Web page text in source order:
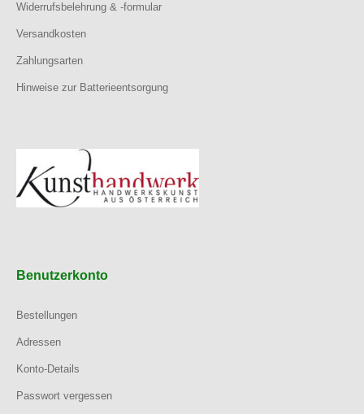
Widerrufsbelehrung & -formular
Versandkosten
Zahlungsarten
Hinweise zur Batterieentsorgung
Benutzerkonto
Bestellungen
Adressen
Konto-Details
Passwort vergessen